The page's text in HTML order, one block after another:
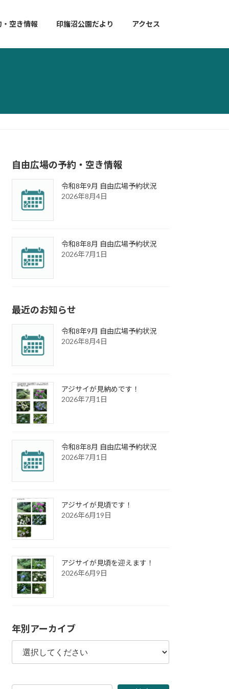
空き情報 印旛沼公園だより アクセス
自由広場の予約・空き情報
令和8年9月 自由広場予約状況
2026年8月4日
令和8年8月 自由広場予約状況
2026年7月1日
最近のお知らせ
令和8年9月 自由広場予約状況
2026年8月4日
アジサイが見納めです！
2026年7月1日
令和8年8月 自由広場予約状況
2026年7月1日
アジサイが見頃です！
2026年6月19日
アジサイが見頃を迎えます！
2026年6月9日
年別アーカイブ